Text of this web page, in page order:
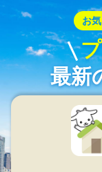
お
最新